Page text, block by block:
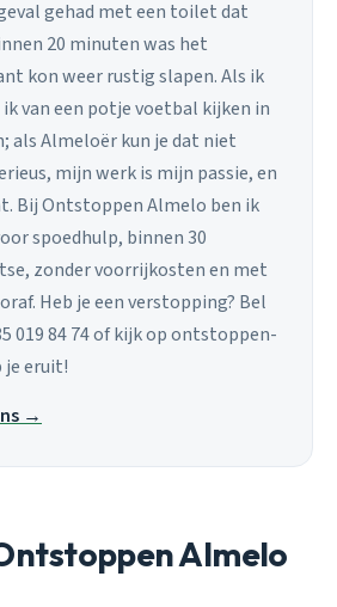
gehad met een toilet dat
20 minuten was het
kon weer rustig slapen. Als ik
van een potje voetbal kijken in
als Almeloër kun je dat niet
mijn werk is mijn passie, en
Bij Ontstoppen Almelo ben ik
spoedhulp, binnen 30
zonder voorrijkosten en met
Heb je een verstopping? Bel
019 84 74 of kijk op ontstoppen-
eruit!
→
Almelo